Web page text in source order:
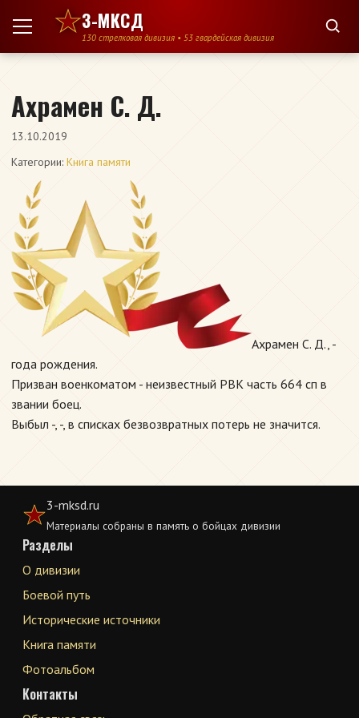
Перейти к содержимому
3-МКСД
130 стрелковая дивизия • 53 гвардейская дивизия
Ахрамен С. Д.
13.10.2019
Категории: Книга памяти
Ахрамен С. Д., -
года рождения.
Призван военкоматом - неизвестный РВК часть 664 сп в
звании боец.
Выбыл -, -, в списках безвозвратных потерь не значится.
3-mksd.ru
Материалы собраны в память о бойцах дивизии
Разделы
О дивизии
Боевой путь
Исторические источники
Книга памяти
Фотоальбом
Контакты